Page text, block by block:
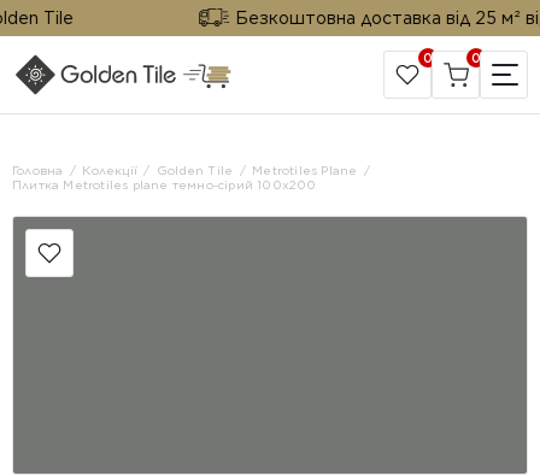
Tile Безкоштовна доставка від 25 м² від
САЙТ КОМПАНІЇ
0 0
Головна Колекції Golden Tile
Metrotiles Plane
Плитка Metrotiles plane темно-сірий 100x200